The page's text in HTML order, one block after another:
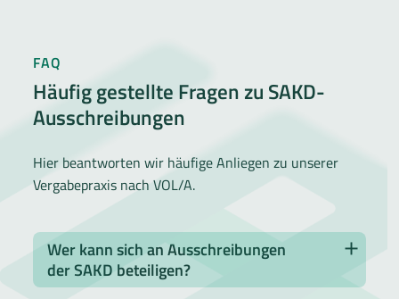
Häufig gestellte Fragen zu SAKD-
Ausschreibungen
FAQ
Hier beantworten wir häufige Anliegen zu unserer
Vergabepraxis nach VOL/A.
Wer kann sich an Ausschreibungen
der SAKD beteiligen?